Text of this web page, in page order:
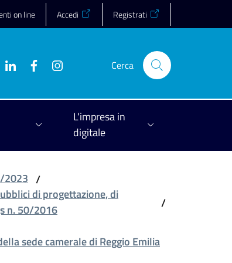
on line Accedi Registrati
Cerca
L'impresa in
digitale
2023 /
di progettazione, di
n. 50/2016
/
sede camerale di Reggio Emilia